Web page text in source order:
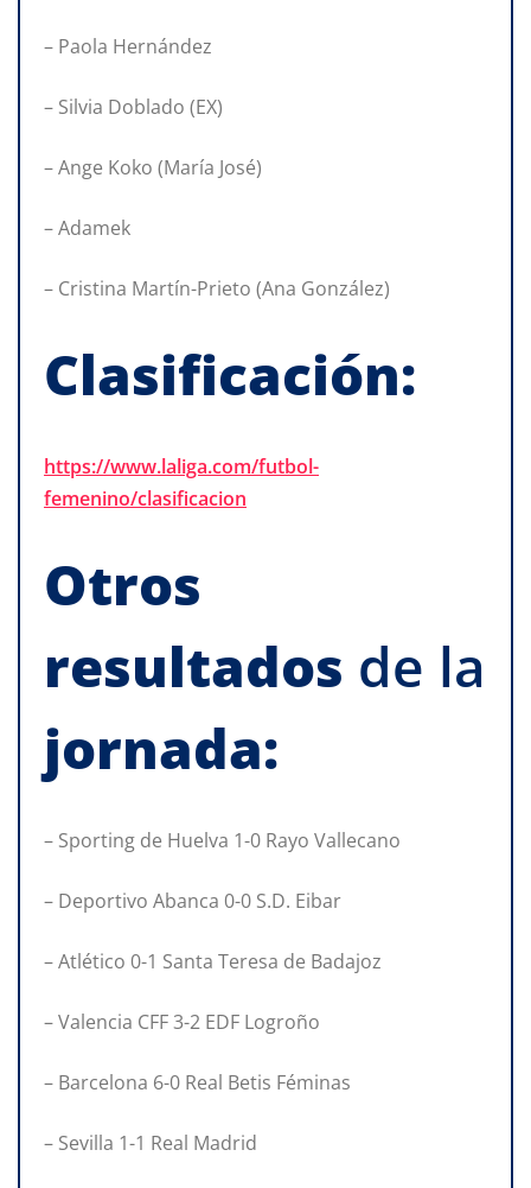
– Paola Hernández
– Silvia Doblado (EX)
– Ange Koko (María José)
– Adamek
– Cristina Martín-Prieto (Ana González)
Clasificación:
https://www.laliga.com/futbol-
femenino/clasificacion
Otros
resultados de la
jornada:
– Sporting de Huelva 1-0 Rayo Vallecano
– Deportivo Abanca 0-0 S.D. Eibar
– Atlético 0-1 Santa Teresa de Badajoz
– Valencia CFF 3-2 EDF Logroño
– Barcelona 6-0 Real Betis Féminas
– Sevilla 1-1 Real Madrid